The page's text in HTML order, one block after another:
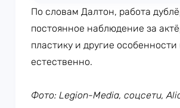
По словам Далтон, работа
постоянное наблюдение за
пластику и другие
естественно.
Фото: Legion-Media, соцсети,